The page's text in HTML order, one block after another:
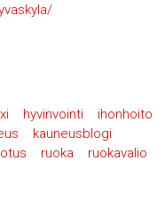
hyvinvointi
ihonhoito
kauneusblogi
ruoka
ruokavalio